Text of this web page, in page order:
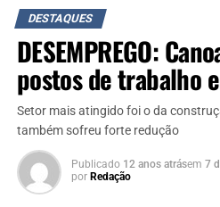
DESTAQUES
DESEMPREGO:
postos de trabalho
Setor mais atingido foi o da
também sofreu forte redução
Publicado 12 anos atrásem 7
por Redação